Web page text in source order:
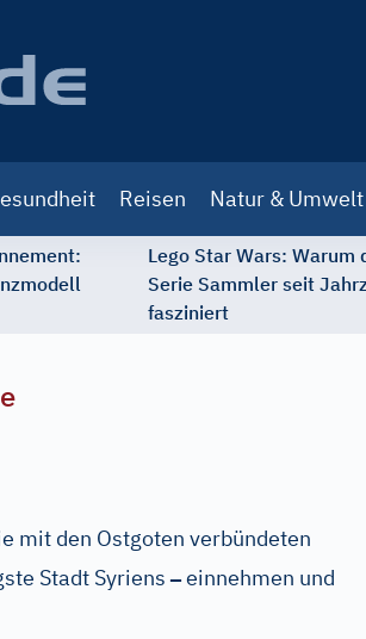
Reisen Natur & Umwelt
Lego Star Wars: Warum
Serie Sammler seit
fasziniert
mit den Ostgoten verbündeten
Stadt Syriens–einnehmen und